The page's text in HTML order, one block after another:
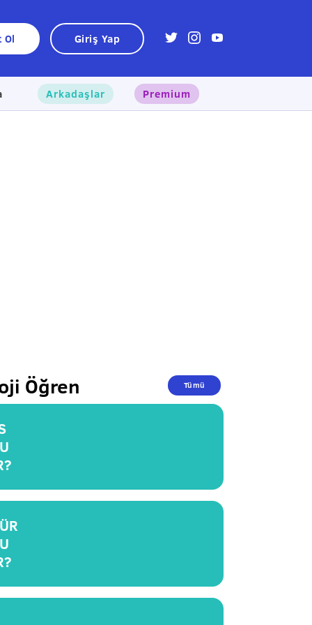
Ol Giriş Yap
Arkadaşlar Premium
Öğren Tümü